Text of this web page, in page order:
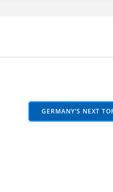
navigation
GERMANY’S NEXT